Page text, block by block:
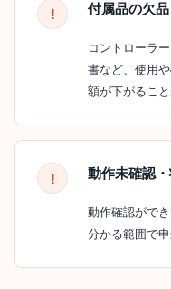
付属品の欠品
コントローラ
書など、使用
額が下がること
動作未確認
動作確認がで
分かる範囲で